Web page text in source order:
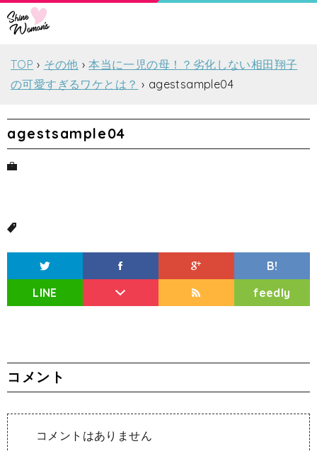
TOP その他
本当に一児の母！？劣化しない相田翔子
の可愛すぎるワケとは？
agestsample04
agestsample04
B!
LINE
feedly
コメント
コメントはありません